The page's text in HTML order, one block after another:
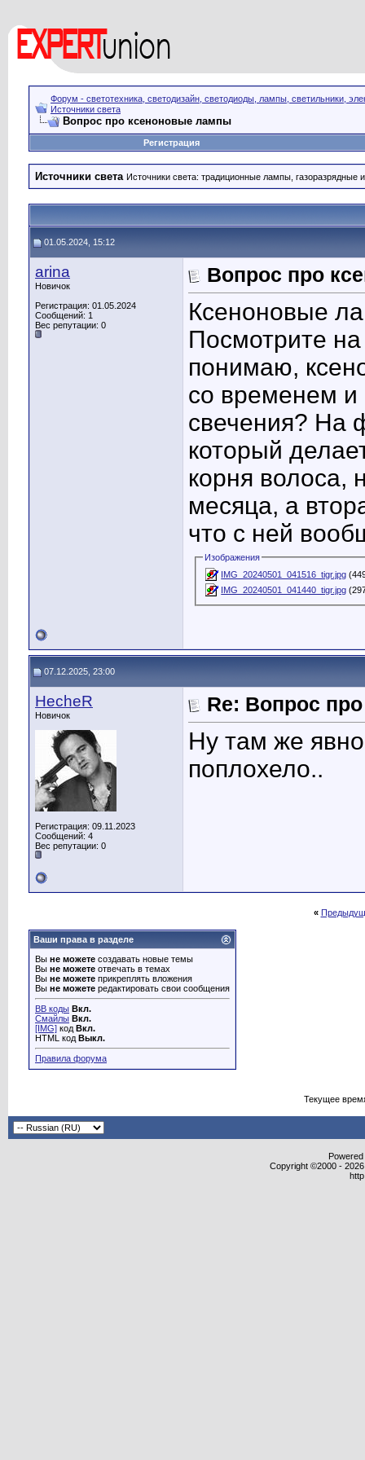
Форум - светотехника, светодизайн, светодиоды, лампы, светильники,
Источники света
Вопрос про ксеноновые лампы
Регистрация
Источники света Источники света: традиционные лампы, газоразрядные
01.05.2024, 15:12
arina
Новичок
Регистрация: 01.05.2024
Сообщений: 1
Вес репутации: 0
Вопрос про
Ксеноновые
Посмотрите
понимаю,
со временем и
свечения? На
который
корня волоса,
месяца, а
что с ней
Изображения
IMG_20240501_041516_tigr.jpg
IMG_20240501_041440_tigr.jpg
07.12.2025, 23:00
HecheR
Новичок
Регистрация: 09.11.2023
Сообщений: 4
Вес репутации: 0
Re: Вопрос
Ну там же
поплохело..
«
Ваши права в разделе
Вы не можете создавать новые темы
Вы не можете отвечать в темах
Вы не можете прикреплять вложения
Вы не можете редактировать свои сообщения
BB коды Вкл.
Смайлы Вкл.
[IMG] код Вкл.
HTML код Выкл.
Правила форума
Текущее
Copyright ©2000 -